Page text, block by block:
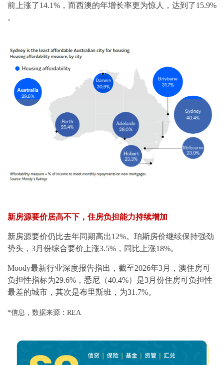
前上涨了14.1%，而西澳的年增长率更为惊人，达到了15.9%
。
新房源要价居高不下，住房负担能力持续增加
新房源要价仍比去年同期高出12%。珀斯房价继续保持强劲
势头，3月份综合要价上涨3.5%，同比上涨18%。
Moody最新行业深度报告指出，截至2026年3月，澳住房可
负担性指标为29.6%，悉尼（40.4%）是3月份住房可负担性
最差的城市，其次是布里斯班，为31.7%。
*信息，数据来源：REA